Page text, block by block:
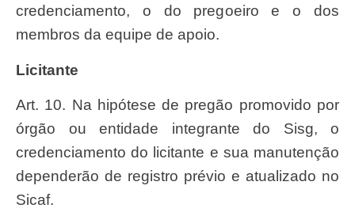
credenciamento, o do pregoeiro e o dos
membros da equipe de apoio.
Licitante
Art. 10. Na hipótese de pregão promovido por
órgão ou entidade integrante do Sisg, o
credenciamento do licitante e sua manutenção
dependerão de registro prévio e atualizado no
Sicaf.